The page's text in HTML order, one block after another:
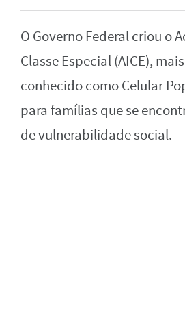
O Governo Federal criou o
Classe Especial (AICE),
conhecido como Celular
para famílias que se
de vulnerabilidade social.